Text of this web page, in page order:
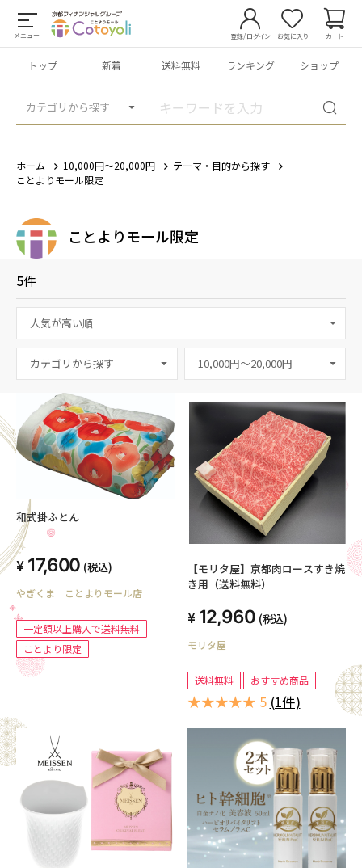
メニュー
カテゴリから探す
登録/ログイン お気に入り カート
トップ 新着 送料無料 ランキング ショップ
ホーム 10,000円～20,000円
テーマ・目的から探す
ことよりモール限定
ことよりモール限定
5件
カテゴリから探す
和式掛ふとん
17,600 (税込)
やぎくま ことよりモール店
一定額以上購入で送料無料
ことより限定
【モリタ屋】京都肉ロースすき焼
き用（送料無料）
12,960 (税込)
モリタ屋
送料無料 おすすめ商品
★★★★★ 5 (1件)